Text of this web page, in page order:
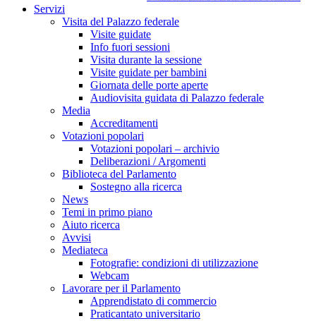
Servizi
Visita del Palazzo federale
Visite guidate
Info fuori sessioni
Visita durante la sessione
Visite guidate per bambini
Giornata delle porte aperte
Audiovisita guidata di Palazzo federale
Media
Accreditamenti
Votazioni popolari
Votazioni popolari – archivio
Deliberazioni / Argomenti
Biblioteca del Parlamento
Sostegno alla ricerca
News
Temi in primo piano
Aiuto ricerca
Avvisi
Mediateca
Fotografie: condizioni di utilizzazione
Webcam
Lavorare per il Parlamento
Apprendistato di commercio
Praticantato universitario